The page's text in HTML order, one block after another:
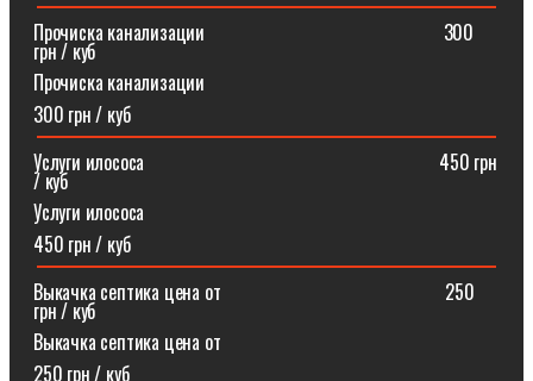
Прочиска канализации⠀⠀⠀⠀⠀⠀⠀⠀⠀⠀⠀⠀⠀⠀⠀⠀⠀300
грн / куб
Прочиска канализации
300 грн / куб
Услуги илососа⠀⠀⠀⠀⠀⠀⠀⠀⠀⠀⠀⠀⠀⠀⠀⠀⠀⠀⠀⠀⠀450 грн
/ куб
Услуги илососа
450 грн / куб
Выкачка септика цена от⠀⠀⠀⠀⠀⠀⠀⠀⠀⠀⠀⠀⠀⠀⠀⠀250
грн / куб
Выкачка септика цена от
250 грн / куб